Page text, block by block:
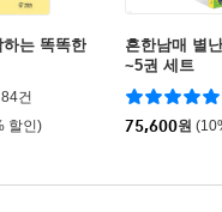
는 똑똑한
84건
할인)
흔한남매 별
~5권 세트
75,600원